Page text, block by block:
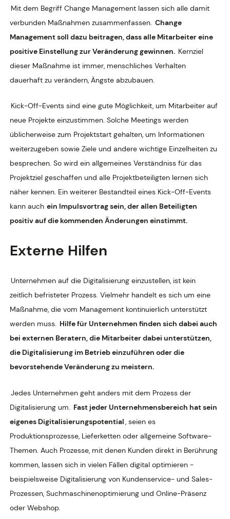
Mit dem Begriff Change Management lassen sich alle damit
verbunden Maßnahmen zusammenfassen. Change
Management soll dazu beitragen, dass alle Mitarbeiter eine
positive Einstellung zur Veränderung gewinnen. Kernziel
dieser Maßnahme ist immer, menschliches Verhalten
dauerhaft zu verändern, Ängste abzubauen.
Kick-Off-Events sind eine gute Möglichkeit, um Mitarbeiter auf
neue Projekte einzustimmen. Solche Meetings werden
üblicherweise zum Projektstart gehalten, um Informationen
weiterzugeben sowie Ziele und andere wichtige Einzelheiten zu
besprechen. So wird ein allgemeines Verständniss für das
Projektziel geschaffen und alle Projektbeteiligten lernen sich
näher kennen. Ein weiterer Bestandteil eines Kick-Off-Events
kann auch ein Impulsvortrag sein, der allen Beteiligten
positiv auf die kommenden Änderungen einstimmt.
Externe Hilfen
Unternehmen auf die Digitalisierung einzustellen, ist kein
zeitlich befristeter Prozess. Vielmehr handelt es sich um eine
Maßnahme, die vom Management kontinuierlich unterstützt
werden muss. Hilfe für Unternehmen finden sich dabei auch
bei externen Beratern, die Mitarbeiter dabei unterstützen,
die Digitalisierung im Betrieb einzuführen oder die
bevorstehende Veränderung zu meistern.
Jedes Unternehmen geht anders mit dem Prozess der
Digitalisierung um. Fast jeder Unternehmensbereich hat sein
eigenes Digitalisierungspotential, seien es
Produktionsprozesse, Lieferketten oder allgemeine Software-
Themen. Auch Prozesse, mit denen Kunden direkt in Berührung
kommen, lassen sich in vielen Fällen digital optimieren -
beispielsweise Digitalisierung von Kundenservice- und Sales-
Prozessen, Suchmaschinenoptimierung und Online-Präsenz
oder Webshop.